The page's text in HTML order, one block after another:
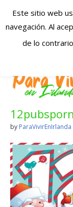
en
Blog dedicado a
Irlanda!
by ParaVivirEnIrlanda
Este sitio web
navegación. Al
de lo